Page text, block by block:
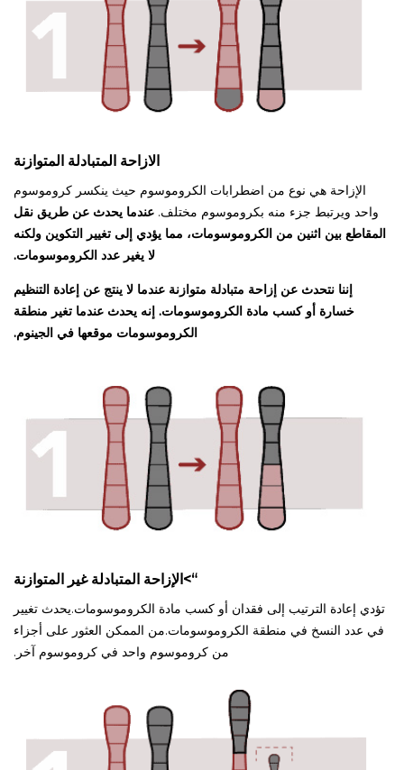
الازاحة المتبادلة المتوازنة
الإزاحة هي نوع من اضطرابات الكروموسوم حيث ينكسر كروموسوم
واحد ويرتبط جزء منه بكروموسوم مختلف. عندما يحدث عن طريق نقل
المقاطع بين اثنين من الكروموسومات، مما يؤدي إلى تغيير التكوين ولكنه
لا يغير عدد الكروموسومات.
إننا نتحدث عن إزاحة متبادلة متوازنة عندما لا ينتج عن إعادة التنظيم
خسارة أو كسب مادة الكروموسومات. إنه يحدث عندما تغير منطقة
الكروموسومات موقعها في الجينوم.
“>الإزاحة المتبادلة غير المتوازنة
تؤدي إعادة الترتيب إلى فقدان أو كسب مادة الكروموسومات.يحدث تغيير
في عدد النسخ في منطقة الكروموسومات.من الممكن العثور على أجزاء
من كروموسوم واحد في كروموسوم آخر.